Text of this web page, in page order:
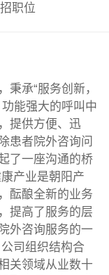
职位
承“服务创新，
能强大的呼叫中
提供方便、迅
患者院外咨询问
了一座沟通的桥
产业是朝阳产
酝酿全新的业务
提高了服务的层
外咨询服务的一
司组织结构合
关领域从业数十